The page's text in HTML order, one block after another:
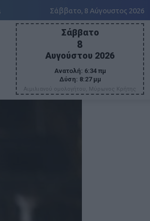
Σάββατο, 8 Αύγουστος 2026
Σάββατο
8
Αυγούστου 2026
Ανατολή: 6:34 πμ
Δύση: 8:27 μμ
Αιμιλιανού ομολογήτου, Μύρωνος Κρήτης